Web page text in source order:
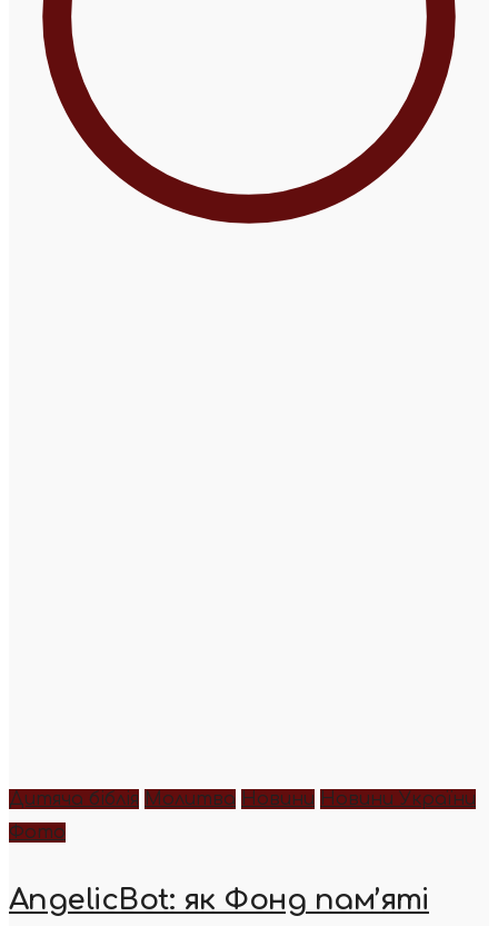
Дитяча біблія Молитва Новини Новини України
Фото
AngelicBot: як Фонд пам’яті